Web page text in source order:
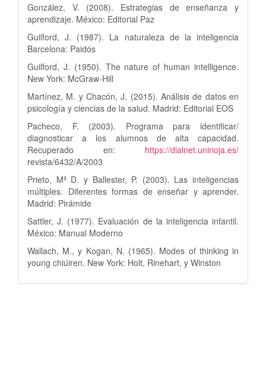
González, V. (2008). Estrategias de enseñanza y
aprendizaje. México: Editorial Paz
Guilford, J. (1987). La naturaleza de la inteligencia
Barcelona: Paidós
Guilford, J. (1950). The nature of human intelligence.
New York: McGraw-Hill
Martínez, M. y Chacón, J. (2015). Análisis de datos en
psicología y ciencias de la salud. Madrid: Editorial EOS
Pacheco, F. (2003). Programa para identificar/
diagnosticar a los alumnos de alta capacidad.
Recuperado en: https://dialnet.unirioja.es/
revista/6432/A/2003
Prieto, Mª D. y Ballester, P. (2003). Las inteligencias
múltiples. Diferentes formas de enseñar y aprender.
Madrid: Pirámide
Sattler, J. (1977). Evaluación de la inteligencia infantil.
México: Manual Moderno
Wallach, M., y Kogan, N. (1965). Modes of thinking in
young chiúiren. New York: Holt, Rinehart, y Winston